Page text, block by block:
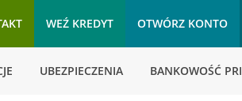
WEŹ KREDYT OTWÓRZ KONTO
UBEZPIECZENIA BANKOWOŚĆ